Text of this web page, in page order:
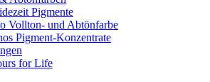
Pigmente
Vollton- und Abtönfarbe
Pigment-Konzentrate
for Life